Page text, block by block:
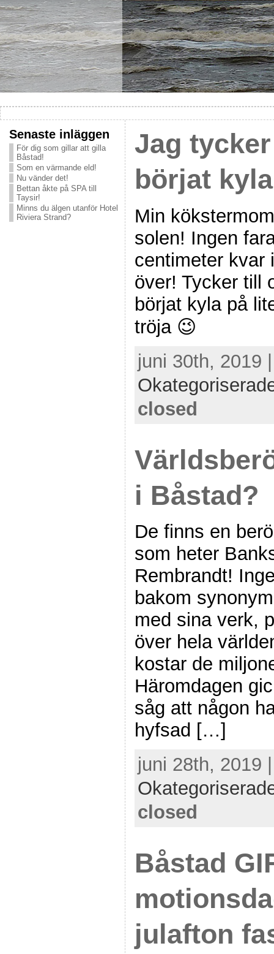
Senaste inläggen
För dig som gillar att gilla
Båstad!
Som en värmande eld!
Nu vänder det!
Bettan åkte på SPA till
Taysir!
Minns du älgen utanför Hotel
Riviera Strand?
Jag
börjat
Min
solen! Ingen
centimeter kvar
över! Tycker till
börjat kyla på
tröja 😉
juni 30th, 2019
closed
i Båstad?
De finns en
som heter
Rembrandt!
bakom
med sina verk,
över hela
kostar de
Häromdagen
såg att någon
hyfsad […]
juni 28th, 2019
closed
Båstad
julafton